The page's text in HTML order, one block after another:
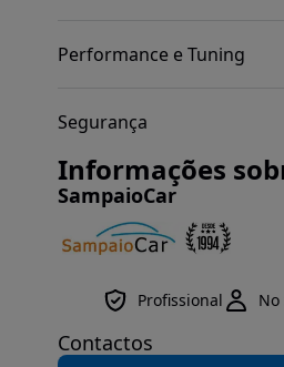
Performance e Tuning
Segurança
Informações
SampaioCar
Profissional
Contactos